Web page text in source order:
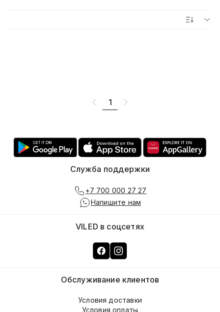
1
Обслуживание клиентов
Условия доставки
Условия оплаты
VILED в соцсетях
Служба поддержки
+7 700 000 27 27
Напишите нам